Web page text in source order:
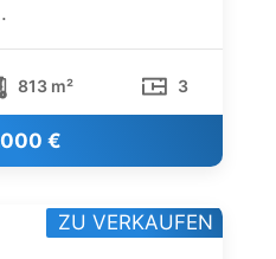
813 m² 3
€
ZU VERKAUFEN